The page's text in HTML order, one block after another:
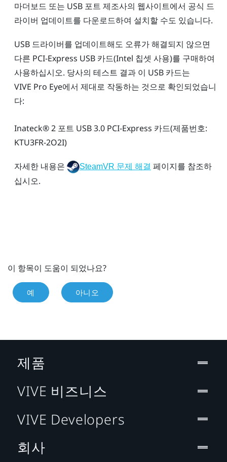
마더보드 또는 USB 포트 제조사의 웹사이트에서 공식 드
라이버 업데이트를 다운로드하여 설치할 수도 있습니다.
USB 드라이버를 업데이트해도 오류가 해결되지 않으면
다른 PCI-Express USB 카드(Intel 칩셋 사용)를 구매하여
사용하십시오. 당사의 테스트 결과 이 USB 카드는
VIVE Pro Eye에서 제대로 작동하는 것으로 확인되었습니
다:
Inateck®2 포트 USB 3.0 PCI-Express 카드(제품번호:
KTU3FR-2O2I)
자세한 내용은 SteamVR 문제 해결 페이지를 참조하
십시오.
이 항목이 도움이 되었나요?
예 아니오
제품
VIVE 비즈니스
VIVE Developers
회사